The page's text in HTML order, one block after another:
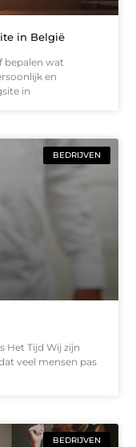
in België
bepalen wat
en
in
BEDRIJVEN
Het Tijd Wij zijn
veel mensen pas
BEDRIJVEN